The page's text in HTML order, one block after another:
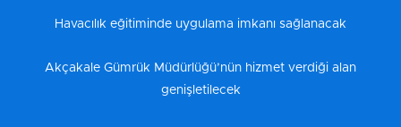
Havacılık eğitiminde uygulama imkanı sağlanacak
Akçakale Gümrük Müdürlüğü’nün hizmet verdiği alan
genişletilecek